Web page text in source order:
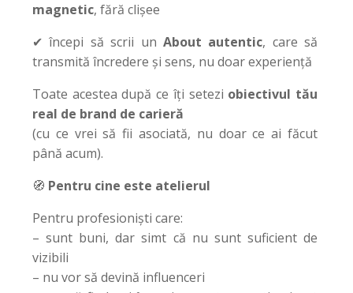
magnetic, fără clișee
✔ începi să scrii un About autentic, care să
transmită încredere și sens, nu doar experiență
Toate acestea după ce îți setezi obiectivul tău
real de brand de carieră
(cu ce vrei să fii asociată, nu doar ce ai făcut
până acum).
🧭 Pentru cine este atelierul
Pentru profesioniști care:
– sunt buni, dar simt că nu sunt suficient de
vizibili
– nu vor să devină influenceri